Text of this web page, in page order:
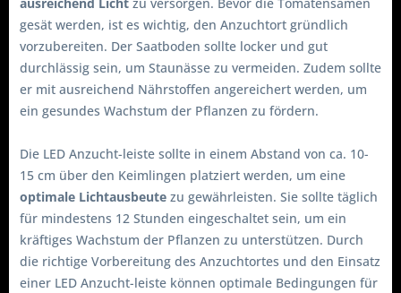
gesät werden, ist es wichtig, den Anzuchtort gründlich
vorzubereiten. Der Saatboden sollte locker und gut
durchlässig sein, um Staunässe zu vermeiden. Zudem sollte
er mit ausreichend Nährstoffen angereichert werden, um
ein gesundes Wachstum der Pflanzen zu fördern.
Die LED Anzucht-leiste sollte in einem Abstand von ca. 10-
15 cm über den Keimlingen platziert werden, um eine
optimale Lichtausbeute zu gewährleisten. Sie sollte täglich
für mindestens 12 Stunden eingeschaltet sein, um ein
kräftiges Wachstum der Pflanzen zu unterstützen. Durch
die richtige Vorbereitung des Anzuchtortes und den Einsatz
einer LED Anzucht-leiste können optimale Bedingungen für